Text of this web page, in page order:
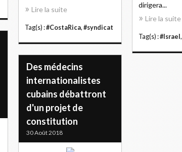
Lire la suite
Tag(s) :#CostaRica, #syndicat
dirigera...
Lire la suite
Tag(s) :#Israel ,
Des médecins
internationalistes
cubains débattront
d'un projet de
constitution
30 Août 2018